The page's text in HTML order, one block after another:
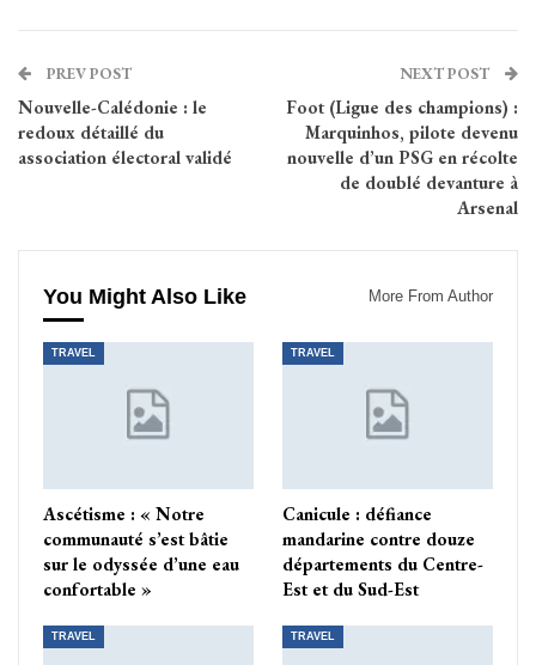
PREV POST
Nouvelle-Calédonie : le
redoux détaillé du
association électoral validé
NEXT POST
Foot (Ligue des champions) :
Marquinhos, pilote devenu
nouvelle d’un PSG en récolte
de doublé devanture à
Arsenal
You Might Also Like More From Author
TRAVEL
Ascétisme : « Notre
communauté s’est bâtie
sur le odyssée d’une eau
confortable »
TRAVEL
Canicule : défiance
mandarine contre douze
départements du Centre-
Est et du Sud-Est
TRAVEL TRAVEL